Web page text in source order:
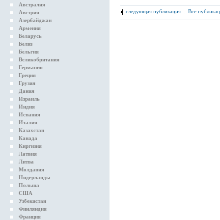
Австралия
Австрия
Азербайджан
Армения
Беларусь
Белиз
Бельгия
Великобритания
Германия
Греция
Грузия
Дания
Израиль
Индия
Испания
Италия
Казахстан
Канада
Киргизия
Латвия
Литва
Молдавия
Нидерланды
Польша
США
Узбекистан
Финляндия
Франция
следующая публикация Все